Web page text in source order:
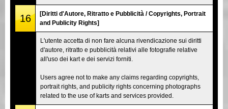
16
[Diritti d'Autore, Ritratto e Pubblicità / Copyrights, Portrait
and Publicity Rights]
L'utente accetta di non fare alcuna rivendicazione sui diritti
d'autore, ritratto e pubblicità relativi alle fotografie relative
all'uso dei kart e dei servizi forniti.
Users agree not to make any claims regarding copyrights,
portrait rights, and publicity rights concerning photographs
related to the use of karts and services provided.